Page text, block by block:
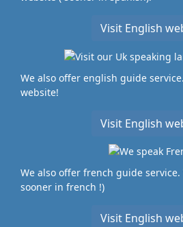
Visit English
We also offer english guide
website!
Visit English
We also offer french guide
sooner in french !)
Visit English